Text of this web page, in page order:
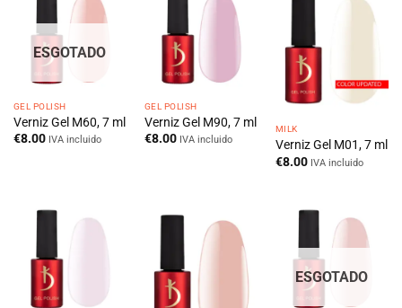
ESGOTADO
GEL POLISH
Verniz Gel M60, 7 ml
€8.00 IVA incluido
GEL POLISH
Verniz Gel M90, 7 ml
€8.00 IVA incluido
MILK
Verniz Gel M01, 7 ml
€8.00 IVA incluido
ESGOTADO